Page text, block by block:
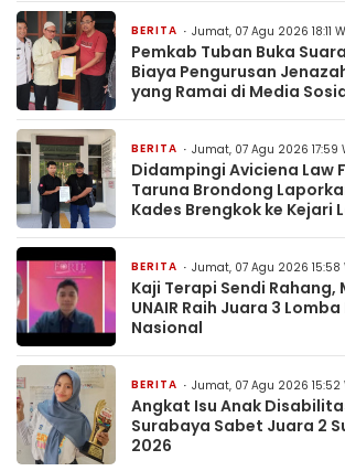
BERITA Jumat, 07 Agu 2026 18:11
Pemkab Tuban Buka
Biaya Pengurusan
yang Ramai di Media
BERITA Jumat, 07 Agu 2026 17:59
Didampingi Aviciena Law
Taruna Brondong
Kades Brengkok ke Kejari
BERITA Jumat, 07 Agu 2026 15:58
Kaji Terapi Sendi Rahang,
UNAIR Raih Juara 3
Nasional
BERITA Jumat, 07 Agu 2026 15:52
Angkat Isu Anak
Surabaya Sabet Juara 2
2026